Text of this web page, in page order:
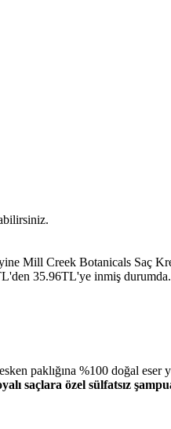
Mill Creek Botanicals Saç
35.96TL'ye inmiş durumda.
paklığına %100 doğal eser
saçlara özel sülfatsız